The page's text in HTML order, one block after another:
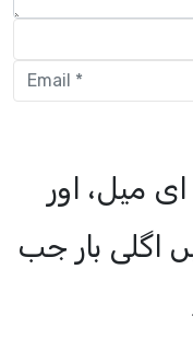
میل، اور
اگلی بار جب